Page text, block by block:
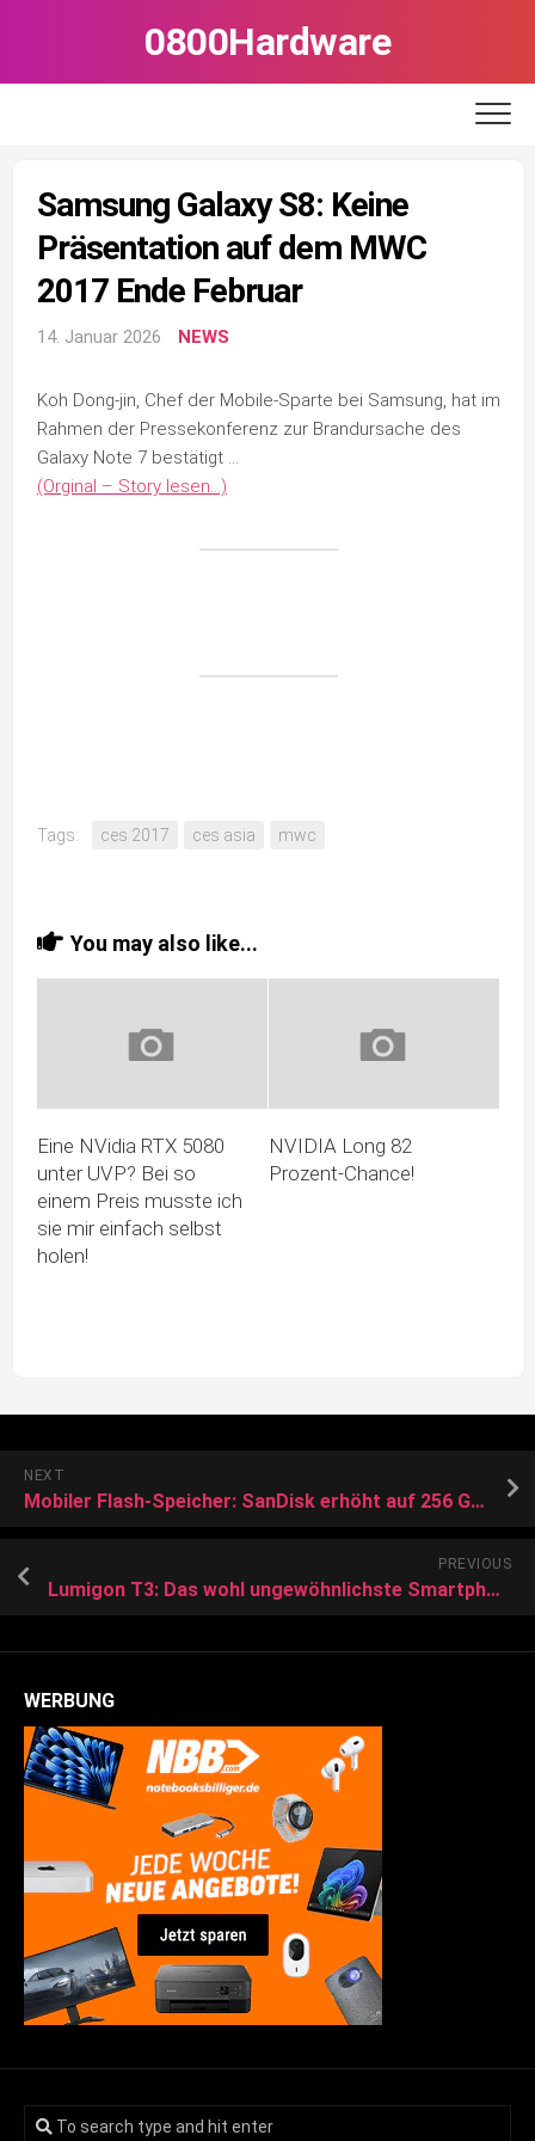
0800Hardware
Samsung Galaxy S8: Keine
Präsentation auf dem MWC
2017 Ende Februar
14. Januar 2026 NEWS
Koh Dong-jin, Chef der Mobile-Sparte bei Samsung, hat im
Rahmen der Pressekonferenz zur Brandursache des
Galaxy Note 7 bestätigt …
(Orginal – Story lesen…)
Tags: ces 2017 ces asia mwc
You may also like...
Eine NVidia RTX 5080
unter UVP? Bei so
einem Preis musste ich
sie mir einfach selbst
holen!
NVIDIA Long 82
Prozent-Chance!
NEXT
Mobiler Flash-Speicher: SanDisk erhöht auf 256 GB bei eMMC und iOS-Speichersticks
PREVIOUS
Lumigon T3: Das wohl ungewöhnlichste Smartphone des MWC 2017
WERBUNG